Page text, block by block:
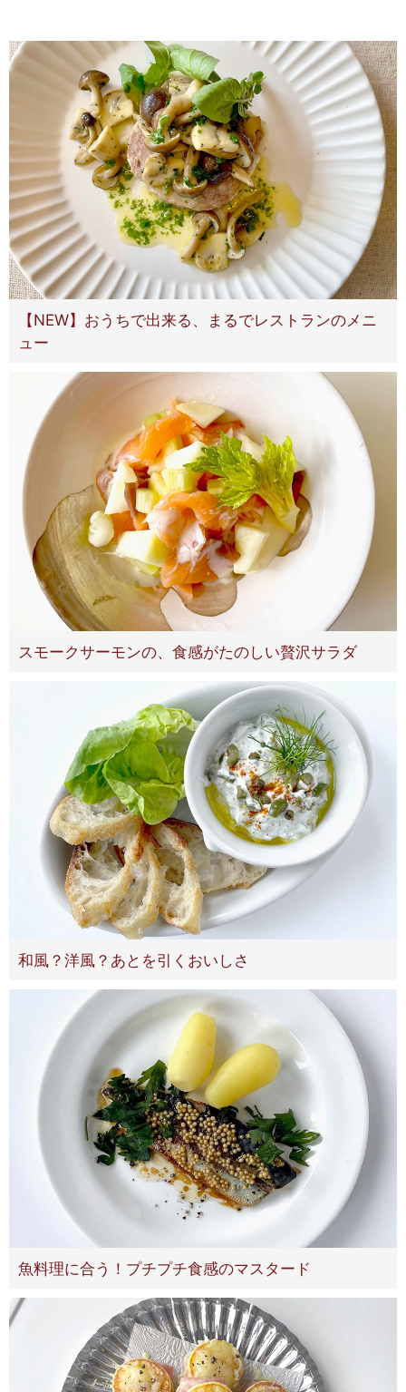
【NEW】おうちで出来る、まるでレストランのメニ
ュー
スモークサーモンの、食感がたのしい贅沢サラダ
和風？洋風？あとを引くおいしさ
魚料理に合う！プチプチ食感のマスタード